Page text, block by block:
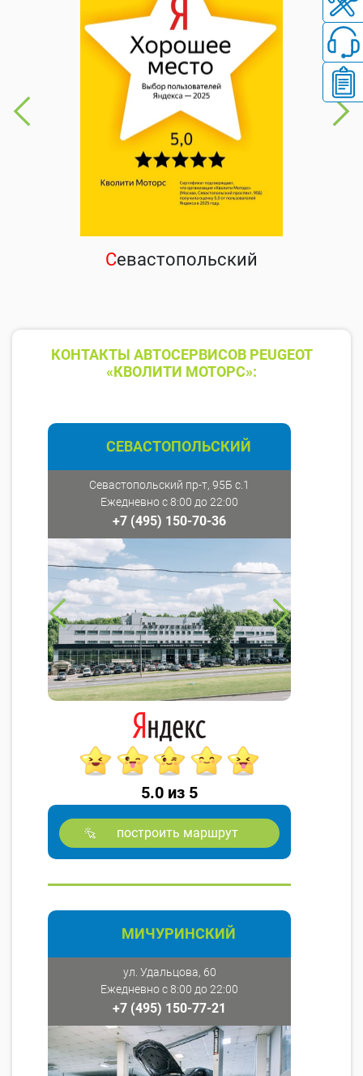
Севастопольский
КОНТАКТЫ АВТОСЕРВИСОВ PEUGEOT
«КВОЛИТИ МОТОРС»:
СЕВАСТОПОЛЬСКИЙ
Севастопольский пр-т, 95Б с.1
Ежедневно с 8:00 до 22:00
+7 (495) 150-70-36
5.0 из 5
построить маршрут
МИЧУРИНСКИЙ
ул. Удальцова, 60
Ежедневно с 8:00 до 22:00
+7 (495) 150-77-21